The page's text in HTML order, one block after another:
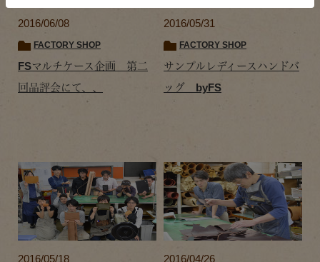
2016/06/08
FACTORY SHOP
FSマルチケース企画 第二
回品評会にて、、
2016/05/31
FACTORY SHOP
サンプルレディースハンドバ
ッグ byFS
2016/05/18 2016/04/26